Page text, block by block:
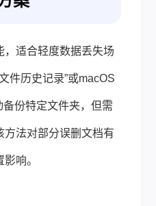
，适合轻度数据丢失场
件历史记录”或macOS
备份特定文件夹，但需
方法对部分误删文档有
响。